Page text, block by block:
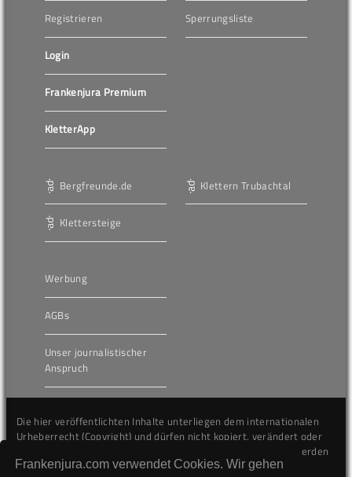
Frankenjura.com verwendet Cookies. Wir gehen
Registrieren
Login
Frankenjura Premium
KletterApp
Sperrungsliste
Bergfreunde.de
Klettersteige
Klettern Trubachtal
Werbung
AGBs
Unser journalistischer
Anspruch
Die hier veröffentlichten Inhalte unterliegen dem internationalen
Urheberrecht (Copyright) und dürfen nicht kopiert, verändert oder
unverändert wiederveröffentlicht werden. Gegen Verstöße werden
wir auf juristischem Wege vorgehen.